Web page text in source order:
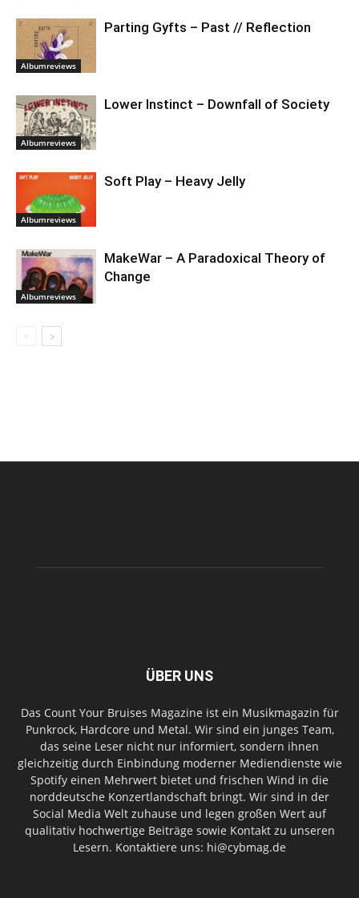
Albumreviews
Parting Gyfts – Past // Reflection
Albumreviews
Lower Instinct – Downfall of Society
Albumreviews
Soft Play – Heavy Jelly
Albumreviews
MakeWar – A Paradoxical Theory of
Change
ÜBER UNS
Das Count Your Bruises Magazine ist ein Musikmagazin für
Punkrock, Hardcore und Metal. Wir sind ein junges Team,
das seine Leser nicht nur informiert, sondern ihnen
gleichzeitig durch Einbindung moderner Mediendienste wie
Spotify einen Mehrwert bietet und frischen Wind in die
norddeutsche Konzertlandschaft bringt. Wir sind in der
Social Media Welt zuhause und legen großen Wert auf
qualitativ hochwertige Beiträge sowie Kontakt zu unseren
Lesern. Kontaktiere uns: hi@cybmag.de